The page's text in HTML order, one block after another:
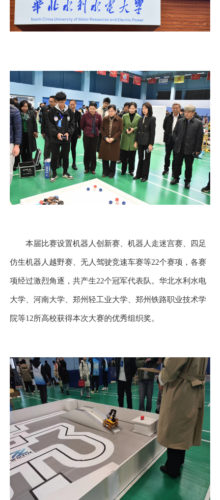
本届比赛设置机器人创新赛、机器人走迷宫赛、四足
仿生机器人越野赛、无人驾驶竞速车赛等22个赛项， 各赛
项经过激烈角逐，共产生22个冠军代表队。华北水利水电
大学、河南大学、郑州轻工业大学、郑州铁路职业技术学
院等12所高校获得本次大赛的优秀组织奖。